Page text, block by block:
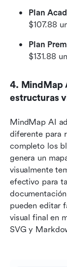
Plan
$107.88
Plan
$131.88
4. MindMap
estructuras
MindMap AI
diferente para
completo los
genera un
visualmente
efectivo para
pueden editar
visual final en
SVG y